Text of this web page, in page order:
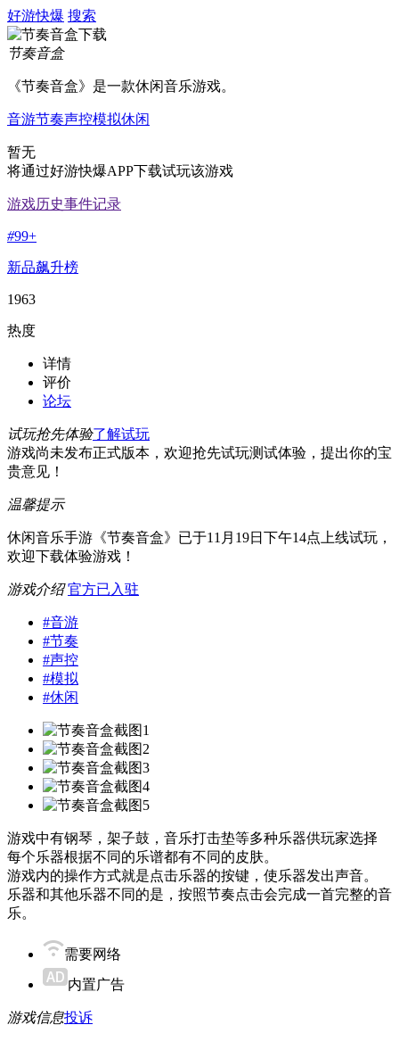
好游快爆 搜索
节奏音盒
《节奏音盒》是一款休闲音乐游戏。
音游节奏声控模拟休闲
暂无
将通过好游快爆APP下载试玩该游戏
游戏历史事件记录
#99+
新品飙升榜
1963
热度
详情
评价
论坛
试玩抢先体验了解试玩
游戏尚未发布正式版本，欢迎抢先试玩测试体验，提出你的宝
贵意见！
温馨提示
休闲音乐手游《节奏音盒》已于11月19日下午14点上线试玩，
欢迎下载体验游戏！
游戏介绍 官方已入驻
#音游
#节奏
#声控
#模拟
#休闲
游戏中有钢琴，架子鼓，音乐打击垫等多种乐器供玩家选择
每个乐器根据不同的乐谱都有不同的皮肤。
游戏内的操作方式就是点击乐器的按键，使乐器发出声音。
乐器和其他乐器不同的是，按照节奏点击会完成一首完整的音
乐。
需要网络
内置广告
游戏信息投诉